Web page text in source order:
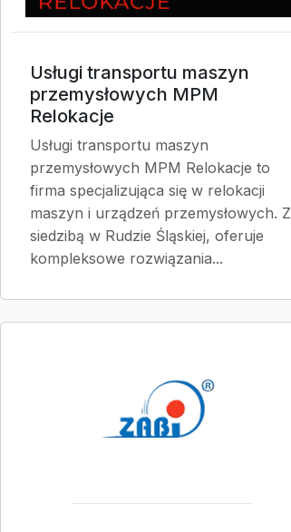
Usługi transportu maszyn
przemysłowych MPM
Relokacje
Usługi transportu maszyn
przemysłowych MPM Relokacje to
firma specjalizująca się w relokacji
maszyn i urządzeń przemysłowych. Z
siedzibą w Rudzie Śląskiej, oferuje
kompleksowe rozwiązania...